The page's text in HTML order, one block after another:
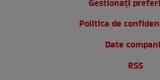
Gestionați
Politica de
Date
RSS